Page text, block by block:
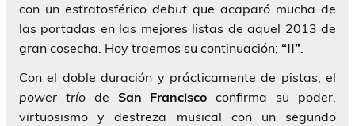
con un estratosférico debut que acaparó mucha de
las portadas en las mejores listas de aquel 2013 de
gran cosecha. Hoy traemos su continuación; “II”.
Con el doble duración y prácticamente de pistas, el
power tríode San Francisco confirma su poder,
virtuosismo y destreza musical con un segundo